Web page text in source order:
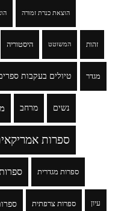
הוצאת כנרת זמורה
היסטוריה המשוטט זהות
טיולים בעקבות מגדר
מרחב נשים
ספרות
ספרות מגדרית
ספרות צרפתית עיון